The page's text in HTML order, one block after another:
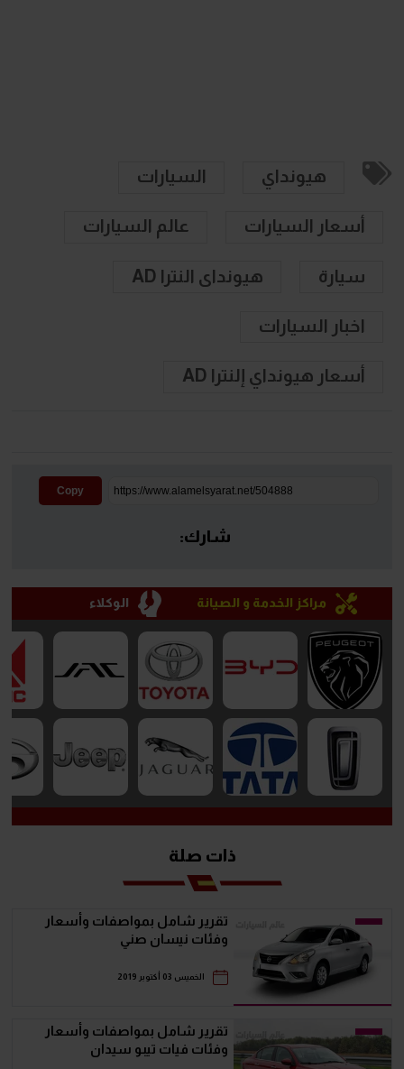
هيونداي السيارات
أسعار السيارات عالم السيارات
سيارة هيونداى النترا AD
اخبار السيارات
أسعار هيونداي إلنترا AD
Copy
شارك:
مراكز الخدمة و الصيانة الوكلاء
ذات صلة
تقرير شامل بمواصفات وأسعار
وفئات نيسان صني
الخميس 03 أكتوبر 2019
تقرير شامل بمواصفات وأسعار
وفئات فيات تيبو سيدان